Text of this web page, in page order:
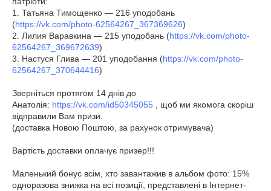
1. Татьяна Тимощенко ― 216 уподобань
(https://vk.com/photo-62564267_367369626)
2. Лилия Варавкина ― 215 уподобань (https://vk.com/photo-
62564267_369672639)
3. Настуся Глива ― 201 уподобання (https://vk.com/photo-
62564267_370644416)
Зверніться протягом 14 днів до
Анатолія: https://vk.com/id50345055 , щоб ми якомога скоріш
відправили Вам призи.
(доставка Новою Поштою, за рахунок отримувача)
Вартість доставки оплачує призер!!!
Маленький бонус всім, хто завантажив в альбом фото: 15%
одноразова знижка на всі позиції, представлені в Інтернет-